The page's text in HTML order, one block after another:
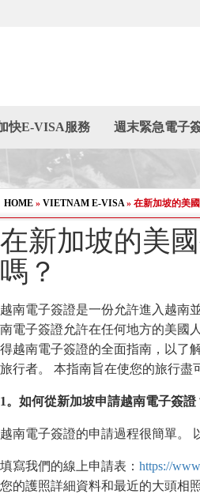
快E-VISA服務 週末緊急電子
HOME » VIETNAM E-VISA» 在新加坡的美
在新加坡的美
嗎？
越南電子簽證是一份允許進入越南
南電子簽證允許在任何地方的美國
得越南電子簽證的全面指南，以了
旅行者。 本指南旨在使您的旅行盡
1。如何從新加坡申請越南電子簽證
越南電子簽證的申請過程很簡單。
填寫我們的線上申請表： https://
您的護照詳細資料和最近的大頭相照